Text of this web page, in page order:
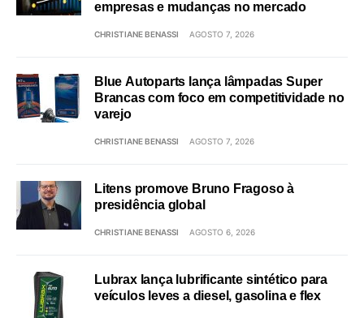
empresas e mudanças no mercado
CHRISTIANE BENASSI AGOSTO 7, 2026
Blue Autoparts lança lâmpadas Super
Brancas com foco em competitividade no
varejo
CHRISTIANE BENASSI AGOSTO 7, 2026
Litens promove Bruno Fragoso à
presidência global
CHRISTIANE BENASSI AGOSTO 6, 2026
Lubrax lança lubrificante sintético para
veículos leves a diesel, gasolina e flex